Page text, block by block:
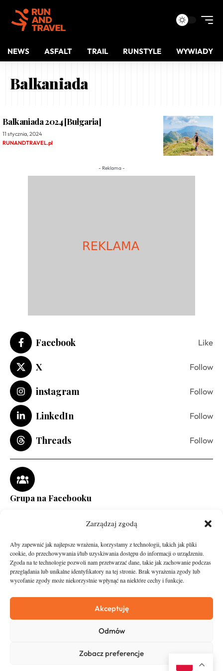
Zarządzaj zgodą
Aby zapewnić jak najlepsze wrażenia, korzystamy z technologii, takich jak pliki
cookie, do przechowywania i/lub uzyskiwania dostępu do informacji o urządzeniu.
Zgoda na te technologie pozwoli nam przetwarzać dane, takie jak zachowanie podczas
przeglądania lub unikalne identyfikatory na tej stronie. Brak wyrażenia zgody lub
wycofanie zgody może niekorzystnie wpłynąć na niektóre cechy i funkcje.
Akceptuję
Odmów
Zobacz preferencje
NEWS ASFALT TRAIL RUNSTYLE WYWIADY
Balkaniada
Balkaniada 2024 [Bułgaria]
11 stycznia, 2024
RUNANDTRAVEL.pl
- Reklama -
Facebook Like
X Follow
instagram Follow
LinkedIn Follow
Threads Follow
Grupa na Facebooku
Asfalt
O nas
Zostań Patronem
Kontakt